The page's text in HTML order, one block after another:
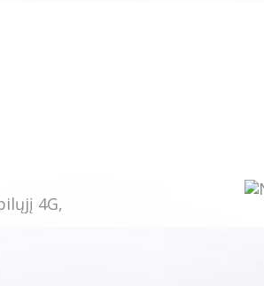
4G,